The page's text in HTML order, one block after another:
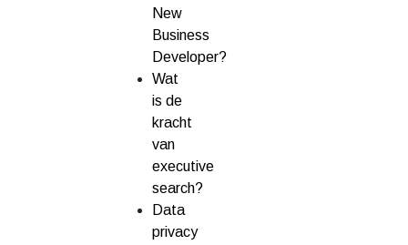
New
Business
Developer?
Wat
is de
kracht
van
executive
search?
Data
privacy